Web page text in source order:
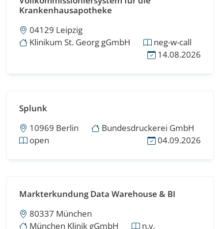
Krankenhausapotheke
04129 Leipzig
Klinikum St. Georg gGmbH
neg-w-call
14.08.2026
Splunk
10969 Berlin
Bundesdruckerei GmbH
open
04.09.2026
Markterkundung Data Warehouse & BI
80337 München
München Klinik gGmbH
n.v.